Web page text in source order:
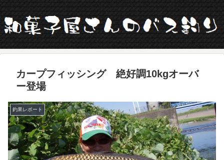
カープフィッシング 絶好調10kgオーバ
ー登場
釣果レポート